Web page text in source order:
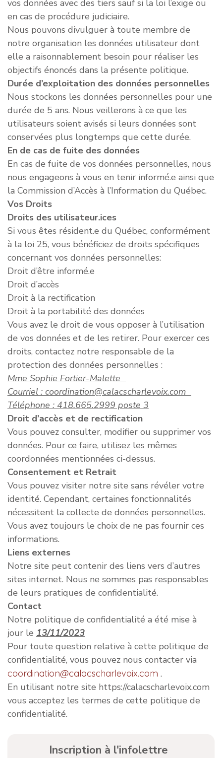
vos données avec des tiers sauf si la loi l’exige ou
en cas de procédure judiciaire.
Nous pouvons divulguer à toute membre de
notre organisation les données utilisateur dont
elle a raisonnablement besoin pour réaliser les
objectifs énoncés dans la présente politique.
Durée d’exploitation des données personnelles
Nous stockons les données personnelles pour une
durée de 5 ans. Nous veillerons à ce que les
utilisateurs soient avisés si leurs données sont
conservées plus longtemps que cette durée.
En de cas de fuite des données
En cas de fuite de vos données personnelles, nous
nous engageons à vous en tenir informé.e ainsi que
la Commission d’Accès à l’Information du Québec.
Vos Droits
Droits des utilisateur.ices
Si vous êtes résident.e du Québec, conformément
à la loi 25, vous bénéficiez de droits spécifiques
concernant vos données personnelles:
Droit d’être informé.e
Droit d’accès
Droit à la rectification
Droit à la portabilité des données
Vous avez le droit de vous opposer à l’utilisation
de vos données et de les retirer. Pour exercer ces
droits, contactez notre responsable de la
protection des données personnelles :
Mme Sophie Fortier-Malette
Courriel : coordination@calacscharlevoix.com
Téléphone : 418.665.2999 poste 3
Droit d’accès et de rectification
Vous pouvez consulter, modifier ou supprimer vos
données. Pour ce faire, utilisez les mêmes
coordonnées mentionnées ci-dessus.
Consentement et Retrait
Vous pouvez visiter notre site sans révéler votre
identité. Cependant, certaines fonctionnalités
nécessitent la collecte de données personnelles.
Vous avez toujours le choix de ne pas fournir ces
informations.
Liens externes
Notre site peut contenir des liens vers d’autres
sites internet. Nous ne sommes pas responsables
de leurs pratiques de confidentialité.
Contact
Notre politique de confidentialité a été mise à
jour le 13/11/2023
Pour toute question relative à cette politique de
confidentialité, vous pouvez nous contacter via
coordination@calacscharlevoix.com .
En utilisant notre site https://calacscharlevoix.com
vous acceptez les termes de cette politique de
confidentialité.
Inscription à l'infolettre